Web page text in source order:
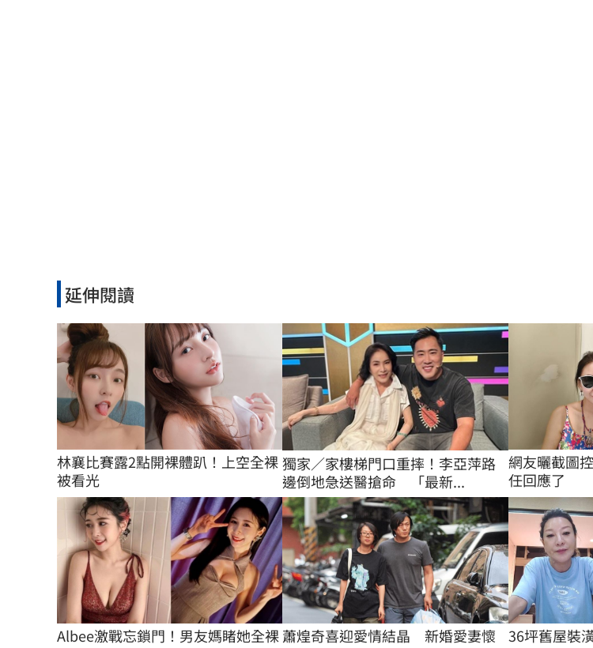
延伸閱讀
林襄比賽露2點開裸體趴！上空全裸
被看光
獨家／家樓梯門口重摔！李亞萍路
邊倒地急送醫搶命 「最新...
網友曬截圖
任回應了
Albee激戰忘鎖門！男友媽睹她全裸蕭煌奇喜迎愛情結晶　新婚愛妻懷
36坪舊屋裝